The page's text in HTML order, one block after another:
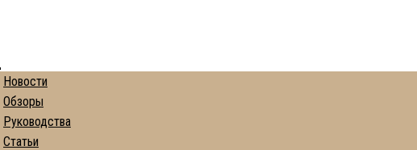
Новости
Обзоры
Руководства
Статьи